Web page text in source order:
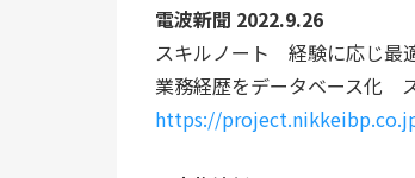
電波新聞 2022.9.26
スキルノート　経験に応じ最
業務経歴をデータベース化　
https://